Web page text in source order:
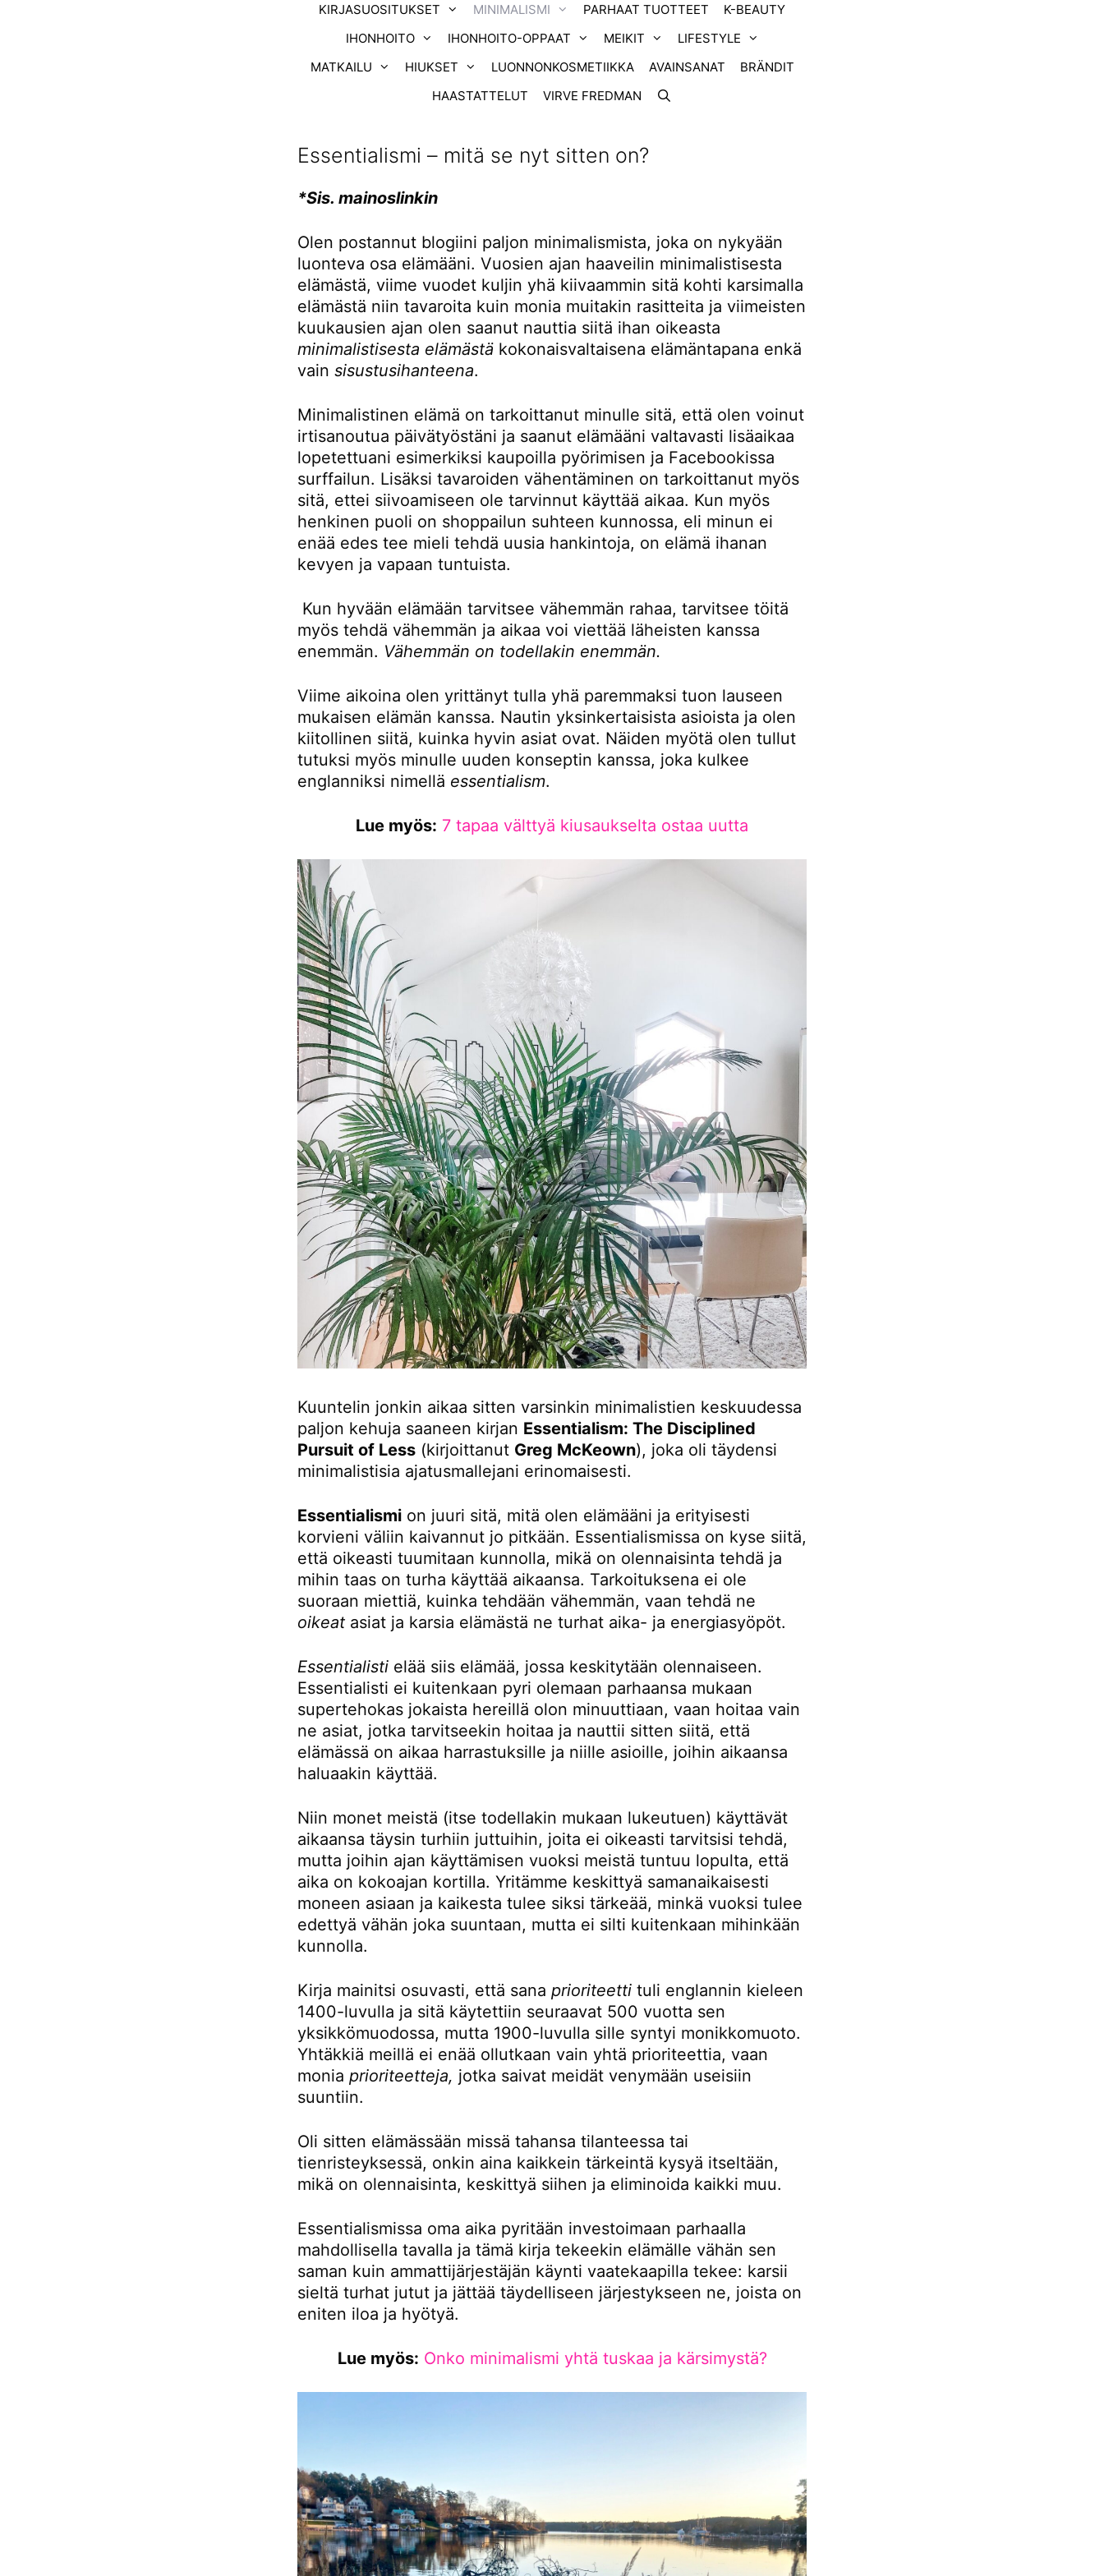
KIRJASUOSITUKSET MINIMALISMI PARHAAT TUOTTEET
K-BEAUTY
IHONHOITO
IHONHOITO-OPPAAT MEIKIT
LIFESTYLE
MATKAILU
HIUKSET LUONNONKOSMETIIKKA AVAINSANAT
BRÄNDIT
HAASTATTELUT
VIRVE FREDMAN
Essentialismi – mitä se nyt sitten on?
*Sis. mainoslinkin
Olen postannut blogiini paljon minimalismista, joka on nykyään
luonteva osa elämääni. Vuosien ajan haaveilin minimalistisesta
elämästä, viime vuodet kuljin yhä kiivaammin sitä kohti karsimalla
elämästä niin tavaroita kuin monia muitakin rasitteita ja viimeisten
kuukausien ajan olen saanut nauttia siitä ihan oikeasta
minimalistisesta elämästä kokonaisvaltaisena elämäntapana enkä
vain sisustusihanteena.
Minimalistinen elämä on tarkoittanut minulle sitä, että olen voinut
irtisanoutua päivätyöstäni ja saanut elämääni valtavasti lisäaikaa
lopetettuani esimerkiksi kaupoilla pyörimisen ja Facebookissa
surffailun. Lisäksi tavaroiden vähentäminen on tarkoittanut myös
sitä, ettei siivoamiseen ole tarvinnut käyttää aikaa. Kun myös
henkinen puoli on shoppailun suhteen kunnossa, eli minun ei
enää edes tee mieli tehdä uusia hankintoja, on elämä ihanan
kevyen ja vapaan tuntuista.
Kun hyvään elämään tarvitsee vähemmän rahaa, tarvitsee töitä
myös tehdä vähemmän ja aikaa voi viettää läheisten kanssa
enemmän. Vähemmän on todellakin enemmän.
Viime aikoina olen yrittänyt tulla yhä paremmaksi tuon lauseen
mukaisen elämän kanssa. Nautin yksinkertaisista asioista ja olen
kiitollinen siitä, kuinka hyvin asiat ovat. Näiden myötä olen tullut
tutuksi myös minulle uuden konseptin kanssa, joka kulkee
englanniksi nimellä essentialism.
Lue myös: 7 tapaa välttyä kiusaukselta ostaa uutta
Kuuntelin jonkin aikaa sitten varsinkin minimalistien keskuudessa
paljon kehuja saaneen kirjan Essentialism: The Disciplined
Pursuit of Less (kirjoittanut Greg McKeown), joka oli täydensi
minimalistisia ajatusmallejani erinomaisesti.
Essentialismi on juuri sitä, mitä olen elämääni ja erityisesti
korvieni väliin kaivannut jo pitkään. Essentialismissa on kyse siitä,
että oikeasti tuumitaan kunnolla, mikä on olennaisinta tehdä ja
mihin taas on turha käyttää aikaansa. Tarkoituksena ei ole
suoraan miettiä, kuinka tehdään vähemmän, vaan tehdä ne
oikeat asiat ja karsia elämästä ne turhat aika- ja energiasyöpöt.
Essentialisti elää siis elämää, jossa keskitytään olennaiseen.
Essentialisti ei kuitenkaan pyri olemaan parhaansa mukaan
supertehokas jokaista hereillä olon minuuttiaan, vaan hoitaa vain
ne asiat, jotka tarvitseekin hoitaa ja nauttii sitten siitä, että
elämässä on aikaa harrastuksille ja niille asioille, joihin aikaansa
haluaakin käyttää.
Niin monet meistä (itse todellakin mukaan lukeutuen) käyttävät
aikaansa täysin turhiin juttuihin, joita ei oikeasti tarvitsisi tehdä,
mutta joihin ajan käyttämisen vuoksi meistä tuntuu lopulta, että
aika on kokoajan kortilla. Yritämme keskittyä samanaikaisesti
moneen asiaan ja kaikesta tulee siksi tärkeää, minkä vuoksi tulee
edettyä vähän joka suuntaan, mutta ei silti kuitenkaan mihinkään
kunnolla.
Kirja mainitsi osuvasti, että sana prioriteetti tuli englannin kieleen
1400-luvulla ja sitä käytettiin seuraavat 500 vuotta sen
yksikkömuodossa, mutta 1900-luvulla sille syntyi monikkomuoto.
Yhtäkkiä meillä ei enää ollutkaan vain yhtä prioriteettia, vaan
monia prioriteetteja, jotka saivat meidät venymään useisiin
suuntiin.
Oli sitten elämässään missä tahansa tilanteessa tai
tienristeyksessä, onkin aina kaikkein tärkeintä kysyä itseltään,
mikä on olennaisinta, keskittyä siihen ja eliminoida kaikki muu.
Essentialismissa oma aika pyritään investoimaan parhaalla
mahdollisella tavalla ja tämä kirja tekeekin elämälle vähän sen
saman kuin ammattijärjestäjän käynti vaatekaapilla tekee: karsii
sieltä turhat jutut ja jättää täydelliseen järjestykseen ne, joista on
eniten iloa ja hyötyä.
Lue myös: Onko minimalismi yhtä tuskaa ja kärsimystä?